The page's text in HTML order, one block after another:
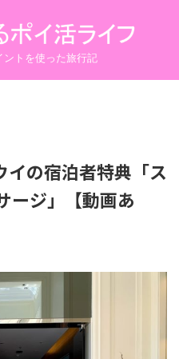
トを使った旅行記
イの宿泊者特典「ス
ージ」【動画あ